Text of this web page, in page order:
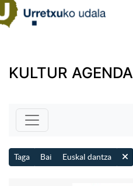
KULTUR AGENDA
Taga Bai Euskal dantza